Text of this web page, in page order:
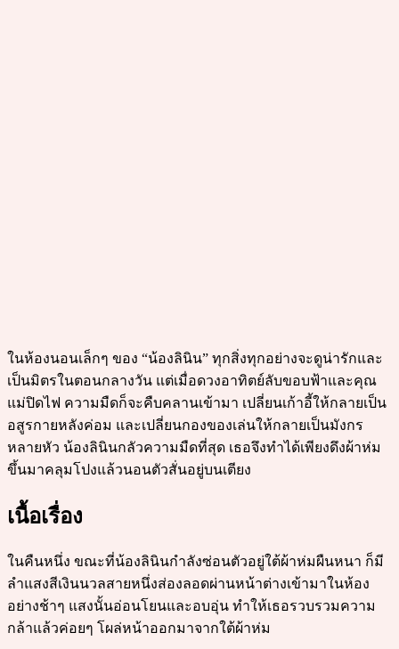
ในห้องนอนเล็กๆ ของ “น้องลินิน” ทุกสิ่งทุกอย่างจะดูน่ารักและ
เป็นมิตรในตอนกลางวัน แต่เมื่อดวงอาทิตย์ลับขอบฟ้าและคุณ
แม่ปิดไฟ ความมืดก็จะคืบคลานเข้ามา เปลี่ยนเก้าอี้ให้กลายเป็น
อสูรกายหลังค่อม และเปลี่ยนกองของเล่นให้กลายเป็นมังกร
หลายหัว น้องลินินกลัวความมืดที่สุด เธอจึงทำได้เพียงดึงผ้าห่ม
ขึ้นมาคลุมโปงแล้วนอนตัวสั่นอยู่บนเตียง
เนื้อเรื่อง
ในคืนหนึ่ง ขณะที่น้องลินินกำลังซ่อนตัวอยู่ใต้ผ้าห่มผืนหนา ก็มี
ลำแสงสีเงินนวลสายหนึ่งส่องลอดผ่านหน้าต่างเข้ามาในห้อง
อย่างช้าๆ แสงนั้นอ่อนโยนและอบอุ่น ทำให้เธอรวบรวมความ
กล้าแล้วค่อยๆ โผล่หน้าออกมาจากใต้ผ้าห่ม